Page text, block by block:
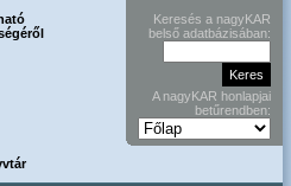
Keresés a nagyKAR
belső adatbázisában:
A nagyKAR honlapjai
betűrendben: